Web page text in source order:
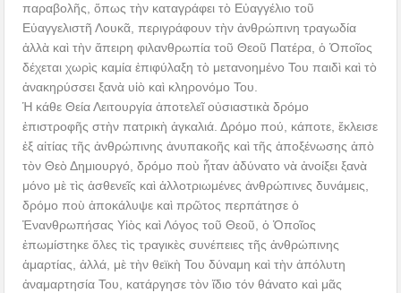
παραβολῆς, ὅπως τὴν καταγράφει τὸ Εὐαγγέλιο τοῦ
Εὐαγγελιστῆ Λουκᾶ, περιγράφουν τὴν ἀνθρώπινη τραγωδία
ἀλλὰ καὶ τὴν ἄπειρη φιλανθρωπία τοῦ Θεοῦ Πατέρα, ὁ Ὁποῖος
δέχεται χωρὶς καμία ἐπιφύλαξη τὸ μετανοημένο Του παιδὶ καὶ τὸ
ἀνακηρύσσει ξανὰ υἱὸ καὶ κληρονόμο Του.
Ἡ κάθε Θεία Λειτουργία ἀποτελεῖ οὐσιαστικὰ δρόμο
ἐπιστροφῆς στὴν πατρικὴ ἀγκαλιά. Δρόμο πού, κάποτε, ἔκλεισε
ἐξ αἰτίας τῆς ἀνθρώπινης ἀνυπακοῆς καὶ τῆς ἀποξένωσης ἀπὸ
τὸν Θεὸ Δημιουργό, δρόμο ποὺ ἦταν ἀδύνατο νὰ ἀνοίξει ξανὰ
μόνο μὲ τὶς ἀσθενεῖς καὶ ἀλλοτριωμένες ἀνθρώπινες δυνάμεις,
δρόμο ποὺ ἀποκάλυψε καὶ πρῶτος περπάτησε ὁ
Ἐνανθρωπήσας Υἱὸς καὶ Λόγος τοῦ Θεοῦ, ὁ Ὁποῖος
ἐπωμίστηκε ὅλες τὶς τραγικὲς συνέπειες τῆς ἀνθρώπινης
ἁμαρτίας, ἀλλά, μὲ τὴν θεϊκὴ Του δύναμη καὶ τὴν ἀπόλυτη
ἀναμαρτησία Του, κατάργησε τὸν ἴδιο τόν θάνατο καὶ μᾶς